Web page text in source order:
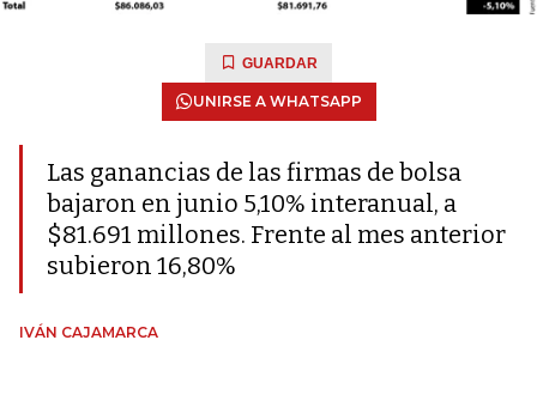
GUARDAR
UNIRSE A WHATSAPP
Las ganancias de las firmas de bolsa
bajaron en junio 5,10% interanual, a
$81.691 millones. Frente al mes anterior
subieron 16,80%
IVÁN CAJAMARCA